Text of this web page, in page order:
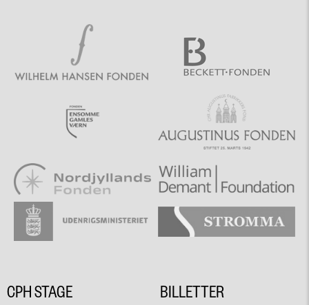
CPH STAGE BILLETTER